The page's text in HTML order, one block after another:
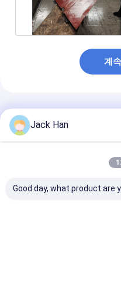
계
추천된 제품
Jack Han
Good day, what product are